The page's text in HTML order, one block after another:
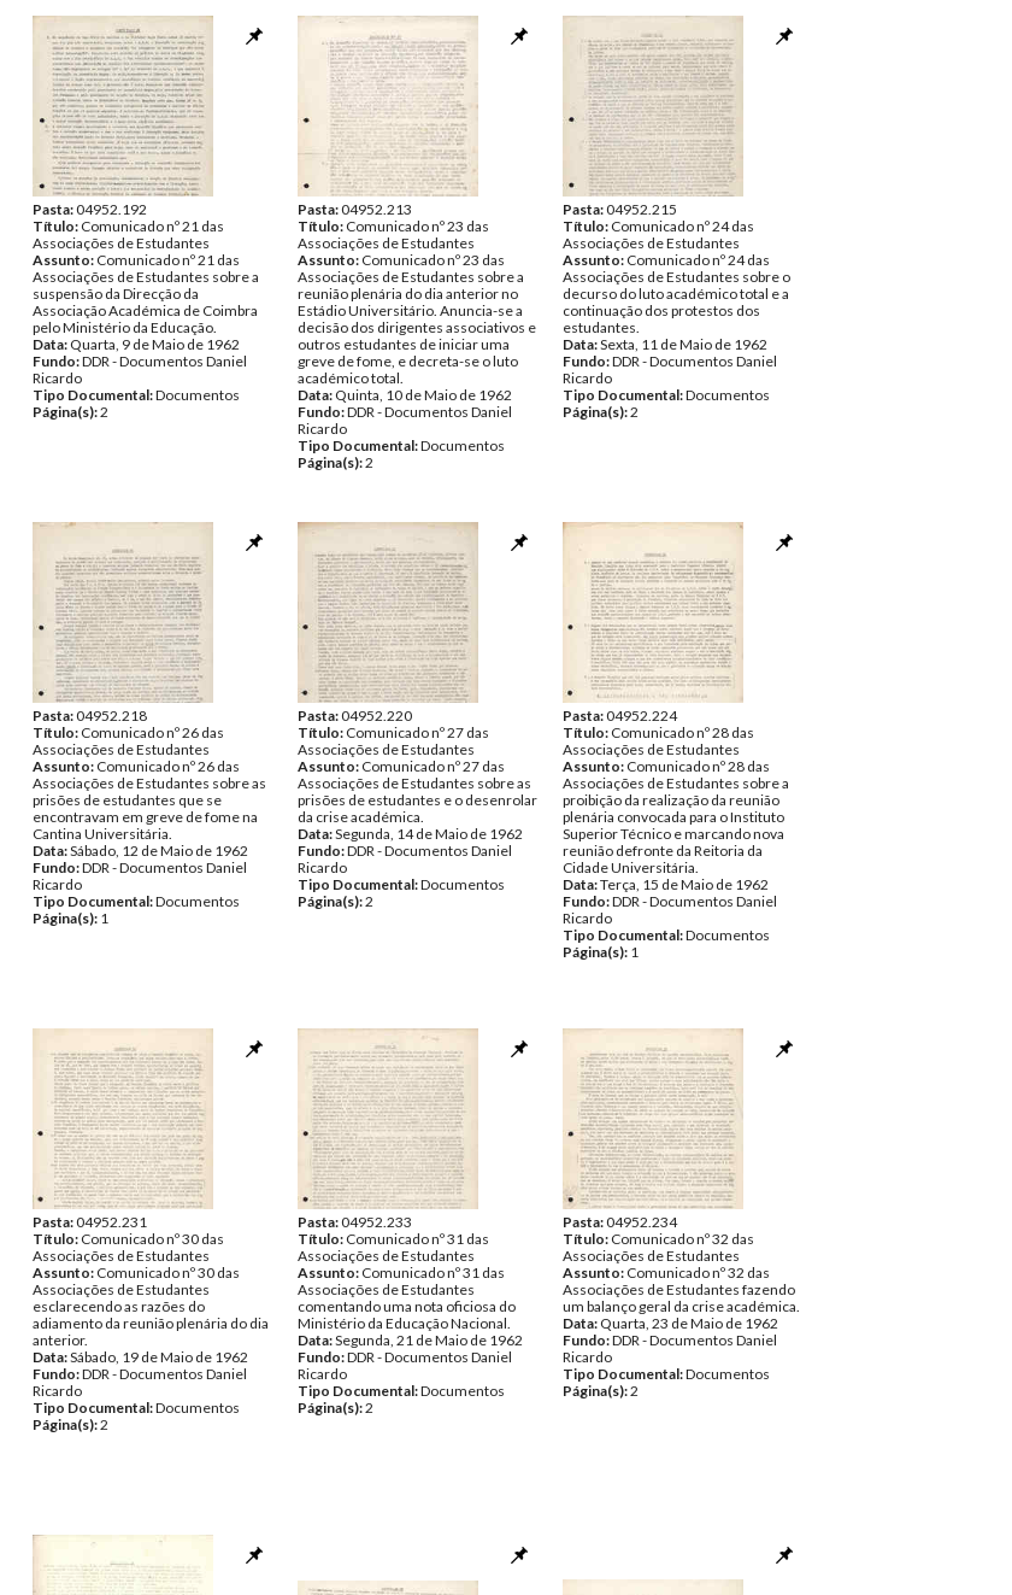
Tipo Documental:Documentos
Página(s):2
Pasta:04952.192
Título: Comunicado nº 21 das
Associações de Estudantes
Assunto: Comunicado nº 21 das
Associações de Estudantes sobre a
suspensão da Direcção da
Associação Académica de Coimbra
pelo Ministério da Educação.
Data: Quarta, 9 de Maio de 1962
Fundo:DDR - Documentos Daniel
Ricardo
Tipo Documental:Documentos
Página(s):2
Pasta:04952.213
Título: Comunicado nº 23 das
Associações de Estudantes
Assunto: Comunicado nº 23 das
Associações de Estudantes sobre a
reunião plenária do dia anterior no
Estádio Universitário. Anuncia-se a
decisão dos dirigentes associativos e
outros estudantes de iniciar uma
greve de fome, e decreta-se o luto
académico total.
Data: Quinta, 10 de Maio de 1962
Fundo:DDR - Documentos Daniel
Ricardo
Tipo Documental:Documentos
Página(s):2
Pasta:04952.215
Título: Comunicado nº 24 das
Associações de Estudantes
Assunto: Comunicado nº 24 das
Associações de Estudantes sobre o
decurso do luto académico total e a
continuação dos protestos dos
estudantes.
Data:Sexta, 11 de Maio de 1962
Fundo:DDR - Documentos Daniel
Ricardo
Tipo Documental:Documentos
Página(s):2
Pasta:04952.218
Título: Comunicado nº 26 das
Associações de Estudantes
Assunto: Comunicado nº 26 das
Associações de Estudantes sobre as
prisões de estudantes que se
encontravam em greve de fome na
Cantina Universitária.
Data:Sábado, 12 de Maio de 1962
Fundo:DDR - Documentos Daniel
Ricardo
Tipo Documental:Documentos
Página(s): 1
Pasta:04952.220
Título: Comunicado nº 27 das
Associações de Estudantes
Assunto: Comunicado nº 27 das
Associações de Estudantes sobre as
prisões de estudantes e o desenrolar
da crise académica.
Data:Segunda, 14 de Maio de 1962
Fundo:DDR - Documentos Daniel
Ricardo
Tipo Documental:Documentos
Página(s):2
Pasta:04952.224
Título: Comunicado nº 28 das
Associações de Estudantes
Assunto: Comunicado nº 28 das
Associações de Estudantes sobre a
proibição da realização da reunião
plenária convocada para o Instituto
Superior Técnico e marcando nova
reunião defronte da Reitoria da
Cidade Universitária.
Data:Terça, 15 de Maio de 1962
Fundo:DDR - Documentos Daniel
Ricardo
Tipo Documental:Documentos
Página(s): 1
Pasta:04952.231
Título: Comunicado nº 30 das
Associações de Estudantes
Assunto: Comunicado nº 30 das
Associações de Estudantes
esclarecendo as razões do
adiamento da reunião plenária do dia
anterior.
Data:Sábado, 19 de Maio de 1962
Fundo:DDR - Documentos Daniel
Ricardo
Tipo Documental:Documentos
Página(s):2
Pasta:04952.233
Título: Comunicado nº 31 das
Associações de Estudantes
Assunto: Comunicado nº 31 das
Associações de Estudantes
comentando uma nota oficiosa do
Ministério da Educação Nacional.
Data:Segunda, 21 de Maio de 1962
Fundo:DDR - Documentos Daniel
Ricardo
Tipo Documental:Documentos
Página(s):2
Pasta:04952.234
Título: Comunicado nº 32 das
Associações de Estudantes
Assunto: Comunicado nº 32 das
Associações de Estudantes fazendo
um balanço geral da crise académica.
Data: Quarta, 23 de Maio de 1962
Fundo:DDR - Documentos Daniel
Ricardo
Tipo Documental:Documentos
Página(s):2